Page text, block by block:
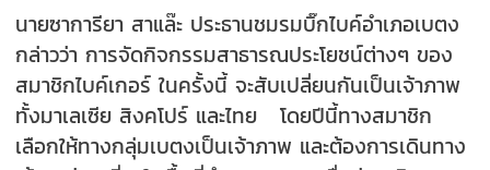
นายซาการียา สาแล๊ะ ประธานชมรมบิ๊กไบค์อำเภอเบตง
กล่าวว่า การจัดกิจกรรมสาธารณประโยชน์ต่างๆ ของ
สมาชิกไบค์เกอร์ ในครั้งนี้ จะสับเปลี่ยนกันเป็นเจ้าภาพ
ทั้งมาเลเซีย สิงคโปร์ และไทย โดยปีนี้ทางสมาชิก
เลือกให้ทางกลุ่มเบตงเป็นเจ้าภาพ และต้องการเดินทาง